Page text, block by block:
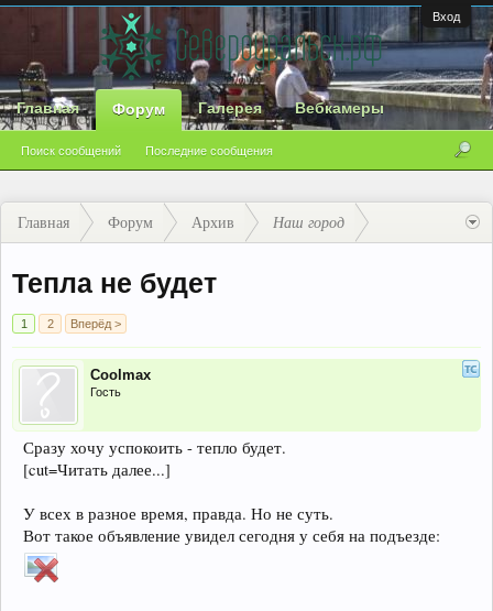
Вход
Главная Форум
Поиск сообщений Последние сообщения
Галерея Вебкамеры
Главная Форум Архив Наш город
Тепла не будет
1 2 Вперёд >
Coolmax
Гость
Сразу хочу успокоить - тепло будет.
[cut=Читать далее...]
У всех в разное время, правда. Но не суть.
Вот такое объявление увидел сегодня у себя на подъезде: